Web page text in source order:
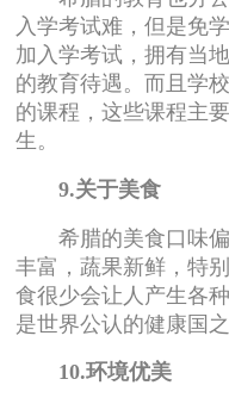
入学考试难，但是免
加入学考试，拥有当
的教育待遇。而且学
的课程，这些课程主
生。
9.关于美食
希腊的美食口味偏
丰富，蔬果新鲜，特
食很少会让人产生各
是世界公认的健康国之
10.环境优美